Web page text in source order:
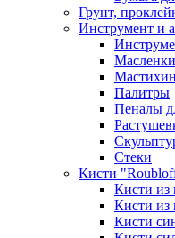
Грунт,
Инструмент и
Масленки
Палитры
Пеналы
Стеки
Кисти
Кисти из
Кисти
Кисти